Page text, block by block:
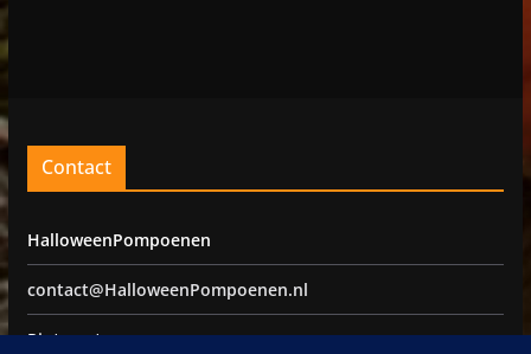
Contact
HalloweenPompoenen
contact@HalloweenPompoenen.nl
Pinterest